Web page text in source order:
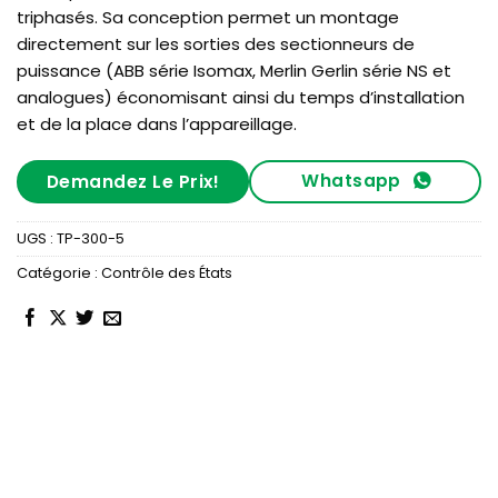
triphasés. Sa conception permet un montage
directement sur les sorties des sectionneurs de
puissance (ABB série Isomax, Merlin Gerlin série NS et
analogues) économisant ainsi du temps d’installation
et de la place dans l’appareillage.
Demandez Le Prix! Whatsapp
UGS : TP-300-5
Catégorie : Contrôle des États